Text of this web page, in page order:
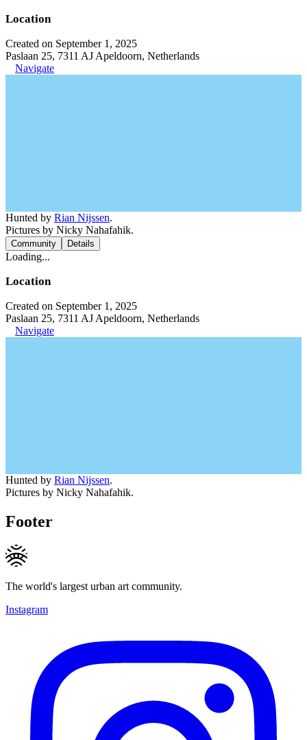
Location
Created on September 1, 2025
Paslaan 25, 7311 AJ Apeldoorn, Netherlands
Navigate
Hunted by Rian Nijssen.
Pictures by Nicky Nahafahik.
Community Details
Loading...
Location
Created on September 1, 2025
Paslaan 25, 7311 AJ Apeldoorn, Netherlands
Navigate
Hunted by Rian Nijssen.
Pictures by Nicky Nahafahik.
Footer
The world's largest urban art community.
Instagram